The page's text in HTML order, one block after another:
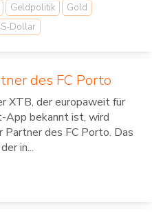
Geldpolitik
Gold
Dollar
des FC Porto
XTB, der europaweit für
App bekannt ist, wird
des FC Porto. Das
in...